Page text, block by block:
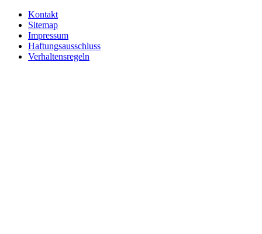
Kontakt
Sitemap
Impressum
Haftungsausschluss
Verhaltensregeln